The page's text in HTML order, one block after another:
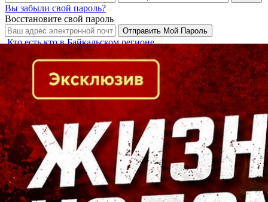
Вы забыли свой пароль?
Восстановите свой пароль
Кто есть кто в Байкальском регионе